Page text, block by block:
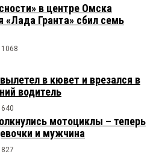
в центре Омска
«Лада Гранта» сбил семь
1068
в кювет и врезался в
водитель
640
мотоциклы – теперь
и мужчина
827